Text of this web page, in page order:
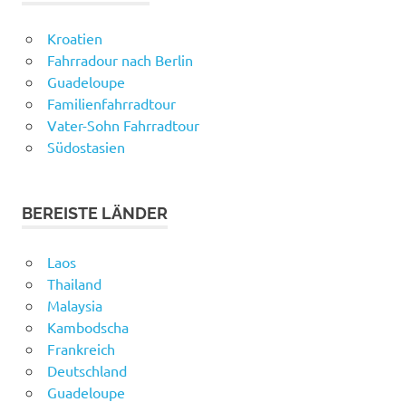
Kroatien
Fahrradour nach Berlin
Guadeloupe
Familienfahrradtour
Vater-Sohn Fahrradtour
Südostasien
BEREISTE LÄNDER
Laos
Thailand
Malaysia
Kambodscha
Frankreich
Deutschland
Guadeloupe